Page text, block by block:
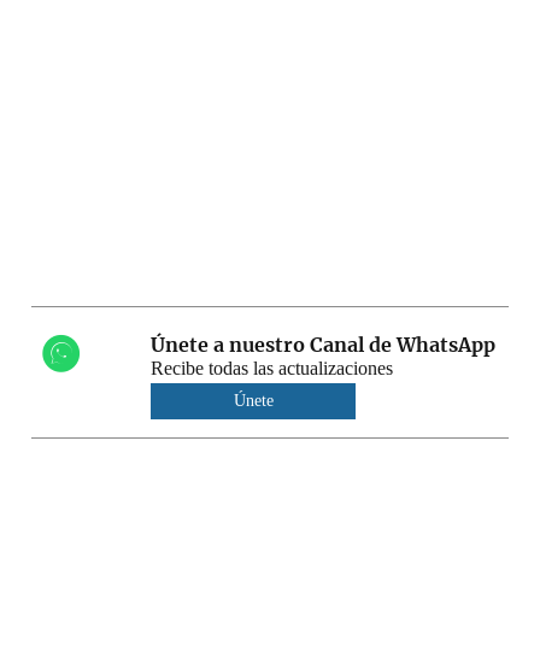
Únete a nuestro Canal de WhatsApp
Recibe todas las actualizaciones
Únete